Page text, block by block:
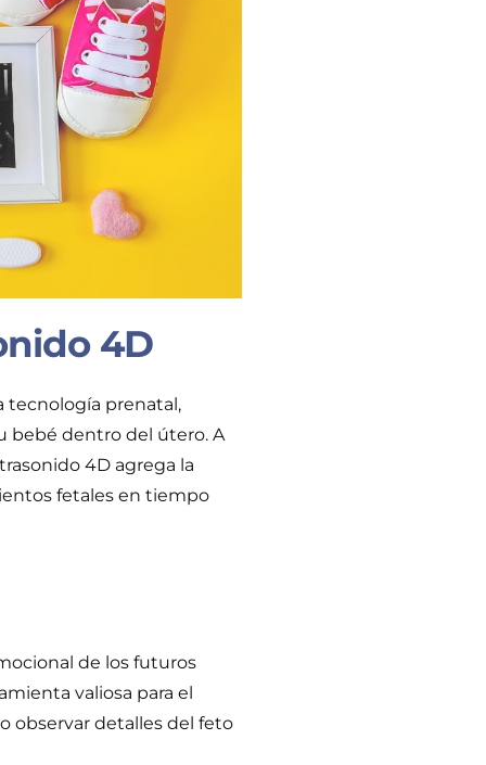
4D
tecnología prenatal,
bebé dentro del útero. A
4D agrega la
fetales en tiempo
de los futuros
valiosa para el
observar detalles del feto